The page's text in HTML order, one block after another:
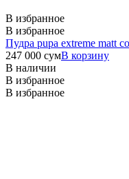
В избранное
В избранное
Пудра pupa extreme matt
247 000 сумВ корзину
В наличии
В избранное
В избранное